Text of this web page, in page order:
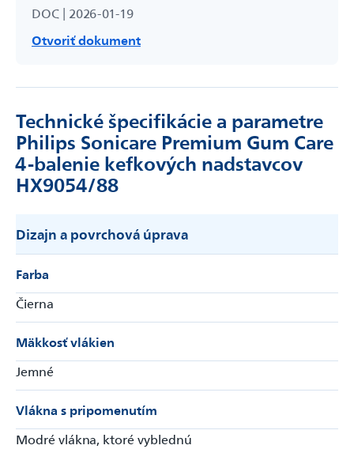
DOC | 2026-01-19
Otvoriť dokument
Technické špecifikácie a parametre
Philips Sonicare Premium Gum Care
4-balenie kefkových nadstavcov
HX9054/88
Dizajn a povrchová úprava
Farba
Čierna
Mäkkosť vlákien
Jemné
Vlákna s pripomenutím
Modré vlákna, ktoré vyblednú